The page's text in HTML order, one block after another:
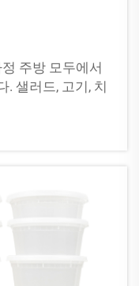
주방 모두에서
. 샐러드, 고기, 치
데 사용할 수 있
품의 신선도를 높
니다...